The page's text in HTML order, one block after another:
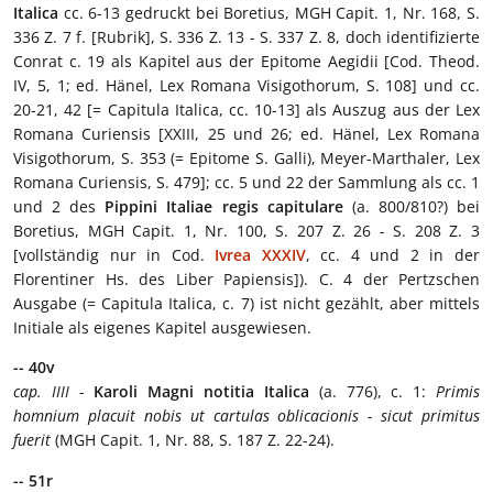
Italica cc. 6-13 gedruckt bei Boretius, MGH Capit. 1, Nr. 168, S.
336 Z. 7 f. [Rubrik], S. 336 Z. 13 - S. 337 Z. 8, doch identifizierte
Conrat c. 19 als Kapitel aus der Epitome Aegidii [Cod. Theod.
IV, 5, 1; ed. Hänel, Lex Romana Visigothorum, S. 108] und cc.
20-21, 42 [= Capitula Italica, cc. 10-13] als Auszug aus der Lex
Romana Curiensis [XXIII, 25 und 26; ed. Hänel, Lex Romana
Visigothorum, S. 353 (= Epitome S. Galli), Meyer-Marthaler, Lex
Romana Curiensis, S. 479]; cc. 5 und 22 der Sammlung als cc. 1
und 2 des Pippini Italiae regis capitulare(a. 800/810?) bei
Boretius, MGH Capit. 1, Nr. 100, S. 207 Z. 26 - S. 208 Z. 3
[vollständig nur in Cod. Ivrea XXXIV, cc. 4 und 2 in der
Florentiner Hs. des Liber Papiensis]). C. 4 der Pertzschen
Ausgabe (= Capitula Italica, c. 7) ist nicht gezählt, aber mittels
Initiale als eigenes Kapitel ausgewiesen.
-- 40v
cap. IIII- Karoli Magni notitia Italica (a. 776), c. 1:Primis
homnium placuit nobis ut cartulas oblicacionis - sicut primitus
fuerit (MGH Capit. 1, Nr. 88, S. 187 Z. 22-24).
-- 51r